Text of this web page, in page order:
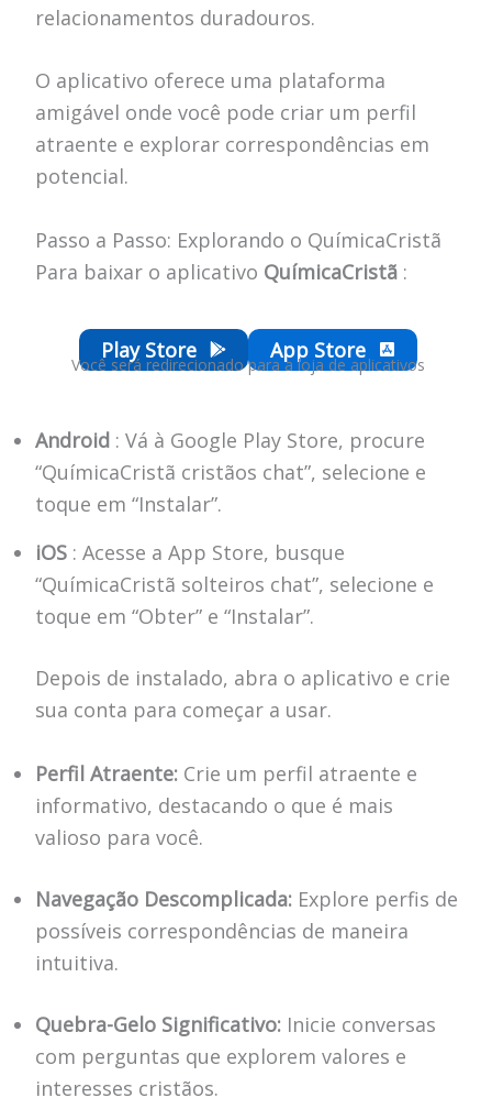
relacionamentos duradouros.
O aplicativo oferece uma plataforma
amigável onde você pode criar um perfil
atraente e explorar correspondências em
potencial.
Passo a Passo: Explorando o QuímicaCristã
Para baixar o aplicativo QuímicaCristã:
Play Store App Store
Você será redirecionado para a loja de aplicativos
Android: Vá à Google Play Store, procure
“QuímicaCristã cristãos chat”, selecione e
toque em “Instalar”.
iOS: Acesse a App Store, busque
“QuímicaCristã solteiros chat”, selecione e
toque em “Obter” e “Instalar”.
Depois de instalado, abra o aplicativo e crie
sua conta para começar a usar.
Perfil Atraente: Crie um perfil atraente e
informativo, destacando o que é mais
valioso para você.
Navegação Descomplicada:Explore perfis de
possíveis correspondências de maneira
intuitiva.
Quebra-Gelo Significativo:Inicie conversas
com perguntas que explorem valores e
interesses cristãos.